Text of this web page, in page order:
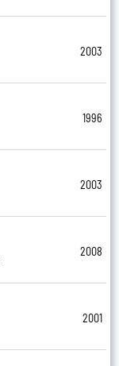
2003
1996
2003
2008
2001